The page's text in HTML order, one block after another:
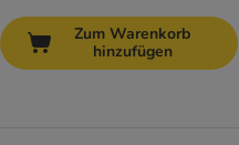
Zum Warenkorb
hinzufügen